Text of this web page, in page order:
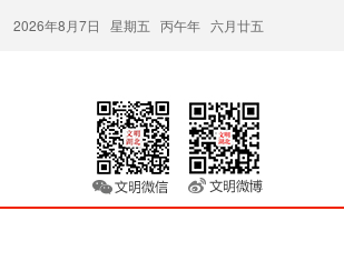
2026年8月7日 星期五 丙午年 六月廿五